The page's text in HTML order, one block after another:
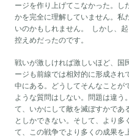
ージを作り上げてこなかった。し
かを完全に理解していません。私
いのかもしれません。 しかし、
控えめだったのです。
戦いが激しければ激しいほど、国
ージも前線では相対的に形成され
中にある。どうしてそんなことが
ような質問はしない。問題は違う
て、いかにして敵を滅ぼすかであ
としかできない。そして、より多
て、この戦争でより多くの成果を